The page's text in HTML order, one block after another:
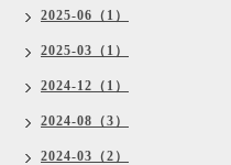
2025-06（1）
2025-03（1）
2024-12（1）
2024-08（3）
2024-03（2）